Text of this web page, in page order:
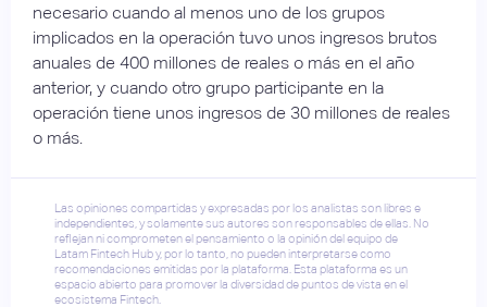
necesario cuando al menos uno de los grupos
implicados en la operación tuvo unos ingresos brutos
anuales de 400 millones de reales o más en el año
anterior, y cuando otro grupo participante en la
operación tiene unos ingresos de 30 millones de reales
o más.
Las opiniones compartidas y expresadas por los analistas son libres e
independientes, y solamente sus autores son responsables de ellas. No
reflejan ni comprometen el pensamiento o la opinión del equipo de
Latam Fintech Hub y, por lo tanto, no pueden interpretarse como
recomendaciones emitidas por la plataforma. Esta plataforma es un
espacio abierto para promover la diversidad de puntos de vista en el
ecosistema Fintech.